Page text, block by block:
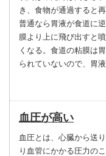
き、食物が通過すると
普通なら胃液が食道に
膜より上に飛び出すと
くなる。食道の粘膜は
られていないので、胃
血圧が高い
血圧とは、心臓から送
り血管にかかる圧力の